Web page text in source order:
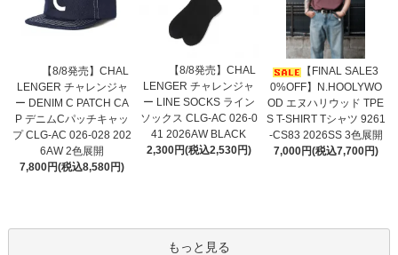
【8/8発売】CHAL
LENGER チャレンジャ
ー DENIM C PATCH CA
P デニムCパッチキャッ
プ CLG-AC 026-028 202
6AW 2色展開
7,800円(税込8,580円)
【8/8発売】CHAL
LENGER チャレンジャ
ー LINE SOCKS ライン
ソックス CLG-AC 026-0
41 2026AW BLACK
2,300円(税込2,530円)
【FINAL SALE3
0%OFF】N.HOOLYWO
OD エヌハリウッド TPE
S T-SHIRT Tシャツ 9261
-CS83 2026SS 3色展開
7,000円(税込7,700円)
もっと見る